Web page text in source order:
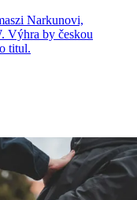
Narkunovi,
Výhra by českou
titul.